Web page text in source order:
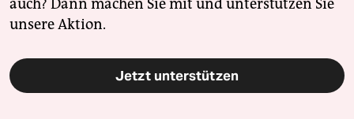
auch? Dann machen Sie mit und unterstützen Sie
unsere Aktion.
Jetzt unterstützen